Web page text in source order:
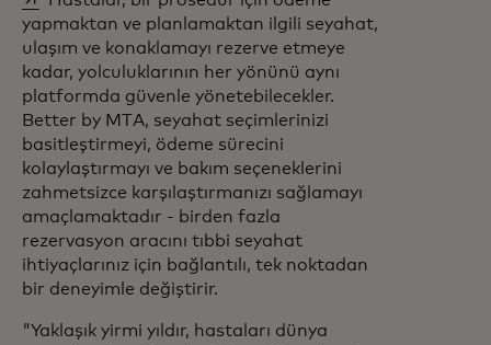
yapmaktan ve planlamaktan ilgili seyahat,
ulaşım ve konaklamayı rezerve etmeye
kadar, yolculuklarının her yönünü aynı
platformda güvenle yönetebilecekler.
Better by MTA, seyahat seçimlerinizi
basitleştirmeyi, ödeme sürecini
kolaylaştırmayı ve bakım seçeneklerini
zahmetsizce karşılaştırmanızı sağlamayı
amaçlamaktadır - birden fazla
rezervasyon aracını tıbbi seyahat
ihtiyaçlarınız için bağlantılı, tek noktadan
bir deneyimle değiştirir.
"Yaklaşık yirmi yıldır, hastaları dünya